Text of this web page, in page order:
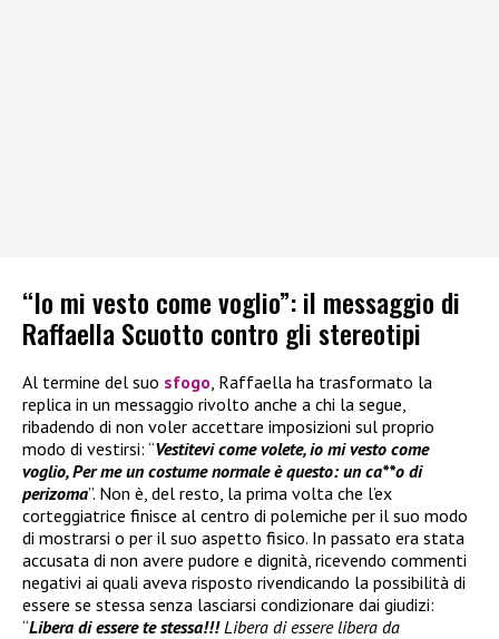
“Io mi vesto come voglio”: il messaggio di
Raffaella Scuotto contro gli stereotipi
Al termine del suo sfogo, Raffaella ha trasformato la
replica in un messaggio rivolto anche a chi la segue,
ribadendo di non voler accettare imposizioni sul proprio
modo di vestirsi: “Vestitevi come volete, io mi vesto come
voglio, Per me un costume normale è questo: un ca**o di
perizoma”. Non è, del resto, la prima volta che l’ex
corteggiatrice finisce al centro di polemiche per il suo modo
di mostrarsi o per il suo aspetto fisico. In passato era stata
accusata di non avere pudore e dignità, ricevendo commenti
negativi ai quali aveva risposto rivendicando la possibilità di
essere se stessa senza lasciarsi condizionare dai giudizi:
“Libera di essere te stessa!!!Libera di essere libera da